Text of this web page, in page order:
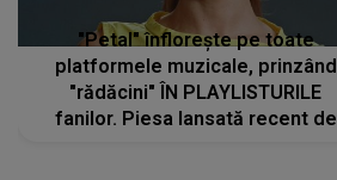
"Petal" înflorește pe toate
platformele muzicale, prinzând
"rădăcini" ÎN PLAYLISTURILE
fanilor. Piesa lansată recent de